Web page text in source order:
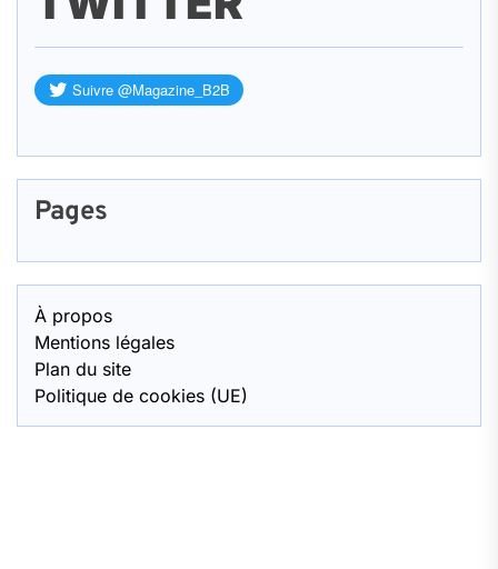
Pages
À propos
Mentions légales
Plan du site
Politique de cookies (UE)